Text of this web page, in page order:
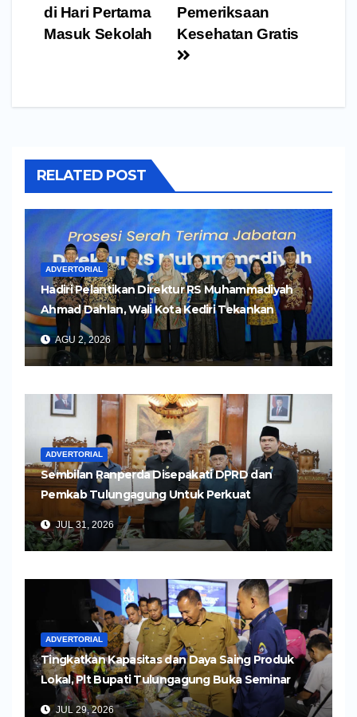
Pemeriksaan
Kesehatan Gratis
di Hari Pertama
Masuk Sekolah
RELATED POST
ADVERTORIAL
Hadiri Pelantikan Direktur RS Muhammadiyah
Ahmad Dahlan, Wali Kota Kediri Tekankan
Pelayanan Kesehatan yang Humanis
AGU 2, 2026
ADVERTORIAL
Sembilan Ranperda Disepakati DPRD dan
Pemkab Tulungagung Untuk Perkuat
Pembangunan Daerah
JUL 31, 2026
ADVERTORIAL
Tingkatkan Kapasitas dan Daya Saing Produk
Lokal, Plt Bupati Tulungagung Buka Seminar
Impor dan Ekspor Produk UMKM
JUL 29, 2026